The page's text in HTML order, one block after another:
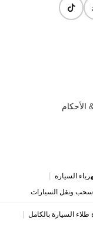
الأحكام
السيارة
سحب ونقل السيارات
طلاء السيارة بالكامل